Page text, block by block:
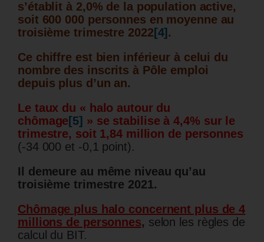
s’établit à 2,0% de la population active,
soit 600 000 personnes en moyenne au
troisième trimestre 2022 [4] .
Ce chiffre est bien inférieur à celui du
nombre des inscrits à Pôle emploi
depuis plus d’un an.
Le taux du « halo autour du
chômage [5] » se stabilise à 4,4% sur le
trimestre, soit 1,84 million de personnes
(-34 000 et -0,1 point).
Il demeure au même niveau qu’au
troisième trimestre 2021.
Chômage plus halo concernent plus de 4
millions de personnes, selon les règles de
calcul du BIT.